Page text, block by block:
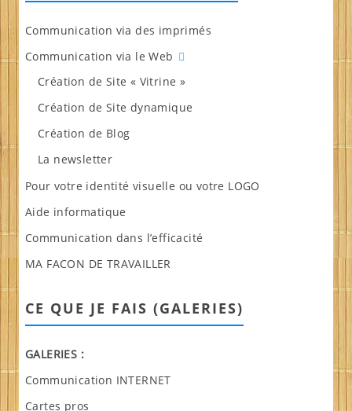
Communication via des imprimés
Communication via le Web
Création de Site « Vitrine »
Création de Site dynamique
Création de Blog
La newsletter
Pour votre identité visuelle ou votre LOGO
Aide informatique
Communication dans l’efficacité
MA FACON DE TRAVAILLER
CE QUE JE FAIS (GALERIES)
GALERIES :
Communication INTERNET
Cartes pros